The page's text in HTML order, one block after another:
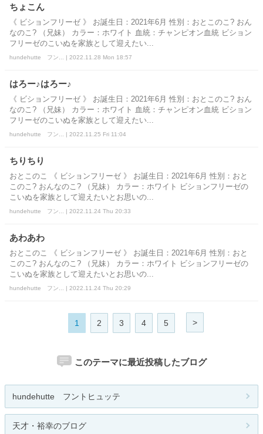
ちょこん
《 ビションフリーゼ 》 お誕生日：2021年6月 性別：おとこのこ? おん
なのこ? （兄妹） カラー：ホワイト 血統：チャンピオン血統 ビション
フリーゼのこいぬを家族として迎えたい...
hundehutte フン... | 2022.11.28 Mon 18:57
はろー♪はろー♪
《 ビションフリーゼ 》 お誕生日：2021年6月 性別：おとこのこ? おん
なのこ? （兄妹） カラー：ホワイト 血統：チャンピオン血統 ビション
フリーゼのこいぬを家族として迎えたい...
hundehutte フン... | 2022.11.25 Fri 11:04
ちりちり
おとこのこ 《 ビションフリーゼ 》 お誕生日：2021年6月 性別：おと
このこ? おんなのこ? （兄妹） カラー：ホワイト ビションフリーゼの
こいぬを家族として迎えたいとお思いの...
hundehutte フン... | 2022.11.24 Thu 20:33
あわあわ
おとこのこ 《 ビションフリーゼ 》 お誕生日：2021年6月 性別：おと
このこ? おんなのこ? （兄妹） カラー：ホワイト ビションフリーゼの
こいぬを家族として迎えたいとお思いの...
hundehutte フン... | 2022.11.24 Thu 20:29
1 2 3 4 5 >
このテーマに最近投稿したブログ
hundehutte フントヒュッテ
天才・裕幸のブログ